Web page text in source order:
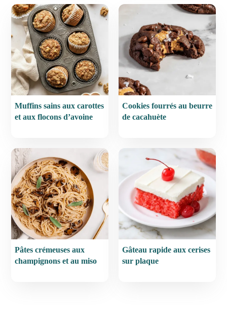
Muffins sains aux carottes
et aux flocons d’avoine
Cookies fourrés au beurre
de cacahuète
Pâtes crémeuses aux
champignons et au miso
Gâteau rapide aux cerises
sur plaque